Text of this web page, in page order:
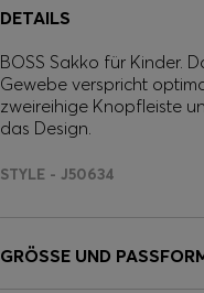
DETAILS
BOSS Sakko für Kinder.
Gewebe verspricht
zweireihige Knopfleiste
das Design.
STYLE - J50634
GRÖSSE UND